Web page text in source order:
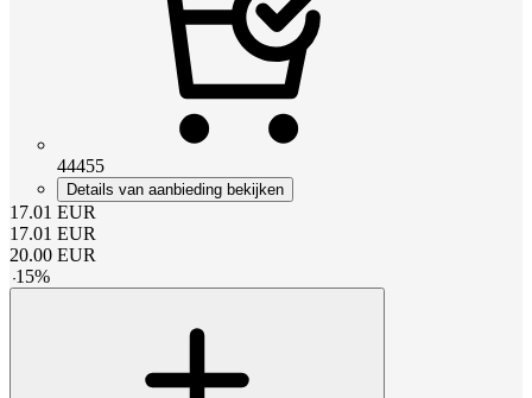
44455
Details van aanbieding bekijken
17.01 EUR
17.01 EUR
20.00 EUR
-15%